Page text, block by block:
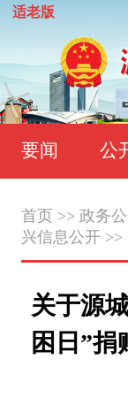
适老版
要闻 公
首页 >> 政务
兴信息公开>>
关于源
困日”